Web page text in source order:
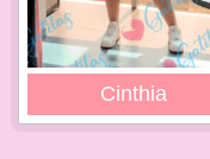
Cinthia